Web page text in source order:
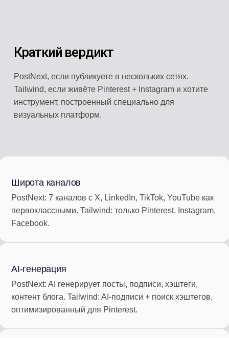
Краткий вердикт
PostNext, если публикуете в нескольких сетях.
Tailwind, если живёте Pinterest + Instagram и хотите
инструмент, построенный специально для
визуальных платформ.
Широта каналов
PostNext: 7 каналов с X, LinkedIn, TikTok, YouTube как
первоклассными. Tailwind: только Pinterest, Instagram,
Facebook.
AI-генерация
PostNext: AI генерирует посты, подписи, хэштеги,
контент блога. Tailwind: AI-подписи + поиск хэштегов,
оптимизированный для Pinterest.